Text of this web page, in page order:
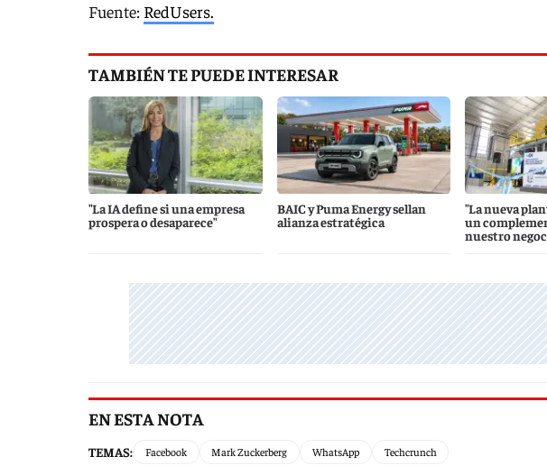
Fuente: RedUsers.
TAMBIÉN TE PUEDE INTERESAR
"La IA define si una empresa
prospera o desaparece"
BAIC y Puma Energy sellan
alianza estratégica
"La nueva
un
nuestro
EN ESTA NOTA
TEMAS: Facebook Mark Zuckerberg WhatsApp Techcrunch